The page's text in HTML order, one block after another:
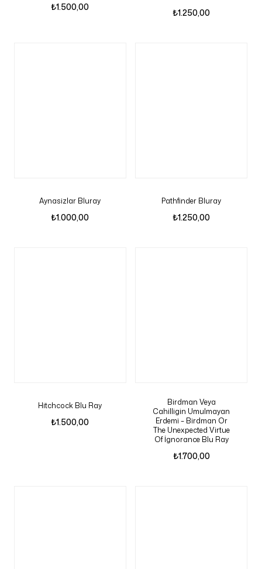
₺1.500,00
₺1.250,00
Aynasizlar Bluray
₺1.000,00
Pathfinder Bluray
₺1.250,00
Hitchcock Blu Ray
₺1.500,00
Birdman Veya
Cahilligin Umulmayan
Erdemi – Birdman Or
The Unexpected Virtue
Of İgnorance Blu Ray
₺1.700,00